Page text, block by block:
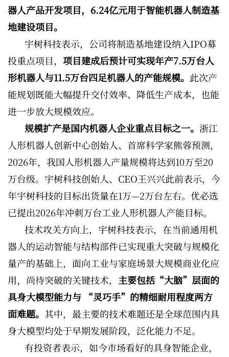
器人产品开发项目，6.24亿元用于智能机器人制造基
地建设项目。
宇树科技表示，公司将制造基地建设纳入IPO募
投重点项目， 项目建成后预计可实现年产7.5万台人
形机器人与11.5万台四足机器人的产能规模。 此次产
能规划既能大幅提升交付效率、降低生产成本，也能
进一步放大规模效应。
规模扩产是国内机器人企业重点目标之一。 浙江
人形机器人创新中心创始人、首席科学家熊蓉预测，
2026年，我国人形机器人产量规模将达到10万至20
万台级。宇树科技创始人、CEO王兴兴此前表示，今
年宇树科技的目标出货量在1万—2万台左右。优必选
已提出2026年冲刺万台工业人形机器人产能目标。
技术攻关方向上，宇树科技表示，在当前通用机
器人的运动智能与结构部件已实现重大突破与规模化
量产的基础上，面向工业与家庭场景大规模商业化应
用，尚待突破的关键技术， 主要包括“大脑”层面的
具身大模型能力与 “灵巧手”的精细耐用程度两方
面难题。 其中，最主要的技术难题还是全球范围内具
身大模型均处于早期发展阶段，泛化能力不足。
有投资者表示，如今市场看好的具身智能企业，